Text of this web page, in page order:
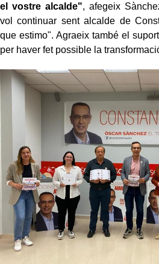
el vostre alcalde", afegeix
vol continuar sent alcalde de
que estimo". Agraeix també el
per haver fet possible la